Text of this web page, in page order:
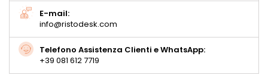
E-mail:
info@ristodesk.com
Telefono Assistenza Clienti e WhatsApp:
+39 081 612 7719